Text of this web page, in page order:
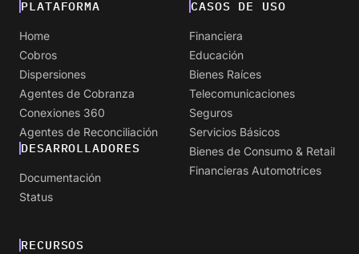
PLATAFORMA
Home
Cobros
Dispersiones
Agentes de Cobranza
Conexiones 360
Agentes de Reconciliación
DESARROLLADORES
Documentación
Status
CASOS DE USO
Financiera
Educación
Bienes Raíces
Telecomunicaciones
Seguros
Servicios Básicos
Bienes de Consumo & Retail
Financieras Automotrices
RECURSOS